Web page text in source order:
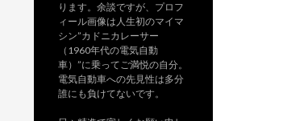
ります。余談ですが、プロフ
ィール画像は人生初のマイマ
シン”カドニカレーサー
（1960年代の電気自動
車）”に乗ってご満悦の自分。
電気自動車への先見性は多分
誰にも負けてないです。